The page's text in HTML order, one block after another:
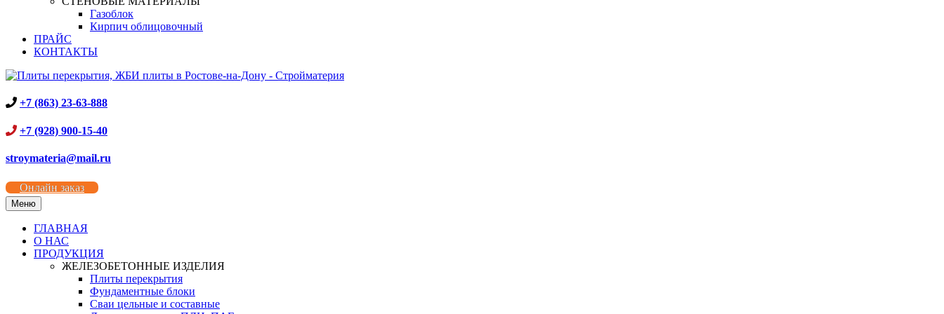
Газоблок
Кирпич облицовочный
ПРАЙС
КОНТАКТЫ
+7 (863) 23-63-888
+7 (928) 900-15-40
stroymateria@mail.ru
Онлайн заказ
Меню
ГЛАВНАЯ
О НАС
ПРОДУКЦИЯ
ЖЕЛЕЗОБЕТОННЫЕ ИЗДЕЛИЯ
Плиты перекрытия
Фундаментные блоки
Сваи цельные и составные